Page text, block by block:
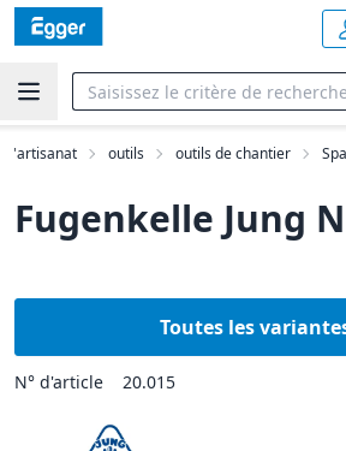
d'artisanat outils outils de chantier
Fugenkelle Jung
Toutes les
N° d'article 20.015